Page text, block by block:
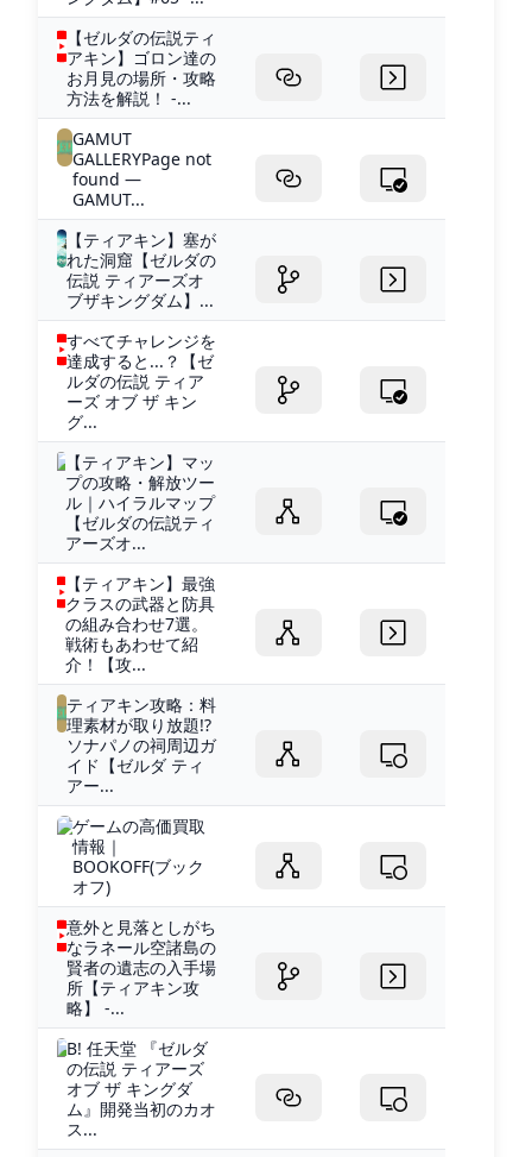
【ゼルダの伝説ティ
アキン】ゴロン達の
お月見の場所・攻略
方法を解説！ -...
GAMUT
GALLERYPage not
found —
GAMUT...
【ティアキン】塞が
れた洞窟【ゼルダの
伝説 ティアーズオ
ブザキングダム】...
すべてチャレンジを
達成すると...？【ゼ
ルダの伝説 ティア
ーズ オブ ザ キン
グ...
【ティアキン】マッ
プの攻略・解放ツー
ル｜ハイラルマップ
【ゼルダの伝説ティ
アーズオ...
【ティアキン】最強
クラスの武器と防具
の組み合わせ7選。
戦術もあわせて紹
介！【攻...
ティアキン攻略：料
理素材が取り放題!?
ソナパノの祠周辺ガ
イド【ゼルダ ティ
アー...
ゲームの高価買取
情報｜
BOOKOFF(ブック
オフ)
意外と見落としがち
なラネール空諸島の
賢者の遺志の入手場
所【ティアキン攻
略】 -...
B! 任天堂 『ゼルダ
の伝説 ティアーズ
オブ ザ キングダ
ム』開発当初のカオ
ス...